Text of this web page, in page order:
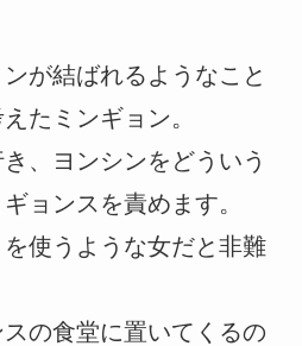
が結ばれるようなこと
たミンギョン。
、ヨンシンをどういう
ョンスを責めます。
使うような女だと非難
の食堂に置いてくるの